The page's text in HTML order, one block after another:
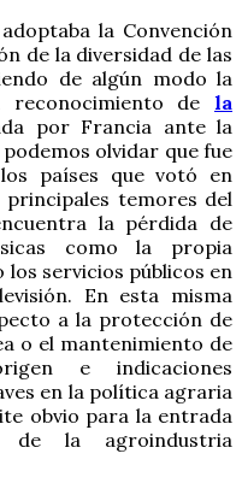
la Convención
de la diversidad de las
de algún modo la
de la
por Francia ante la
olvidar que fue
países que votó en
temores del
la pérdida de
como la propia
los servicios públicos en
En esta misma
a la protección de
o el mantenimiento de
e indicaciones
en la política agraria
obvio para la entrada
de la agroindustria